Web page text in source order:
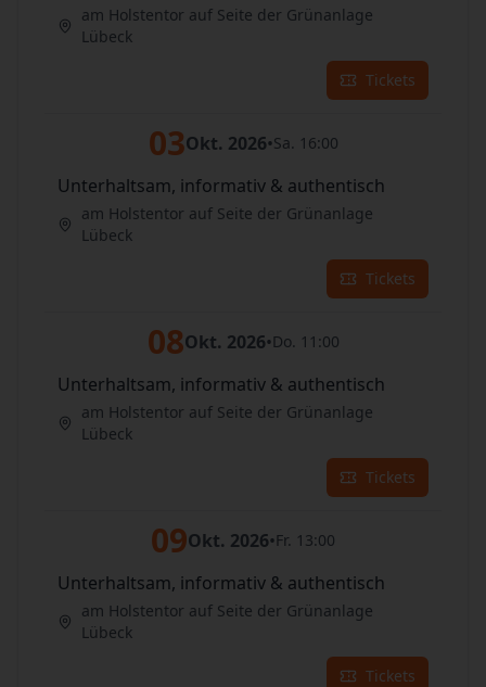
am Holstentor auf Seite der Grünanlage
Lübeck
Tickets
03Okt. 2026•Sa. 16:00
Unterhaltsam, informativ & authentisch
am Holstentor auf Seite der Grünanlage
Lübeck
Tickets
08Okt. 2026•Do. 11:00
Unterhaltsam, informativ & authentisch
am Holstentor auf Seite der Grünanlage
Lübeck
Tickets
09Okt. 2026•Fr. 13:00
Unterhaltsam, informativ & authentisch
am Holstentor auf Seite der Grünanlage
Lübeck
Tickets